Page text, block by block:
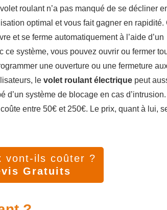
roulant n’a pas manqué de se décliner
optimal et vous fait gagner en rapidité.
et se ferme automatiquement à l’aide d’un
ce système, vous pouvez ouvrir ou fermer
une ouverture ou une fermeture
le volet roulant électrique peut
d’un système de blocage en cas
coûte entre 50€ et 250€. Le prix, quant à lui,
vont-ils coûter ?
Gratuits